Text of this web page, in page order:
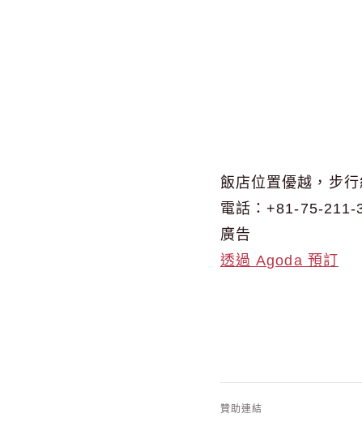
飯店位置優越，步
電話：+81-75-211-
廣告
透過 Agoda 預訂
贊助連結